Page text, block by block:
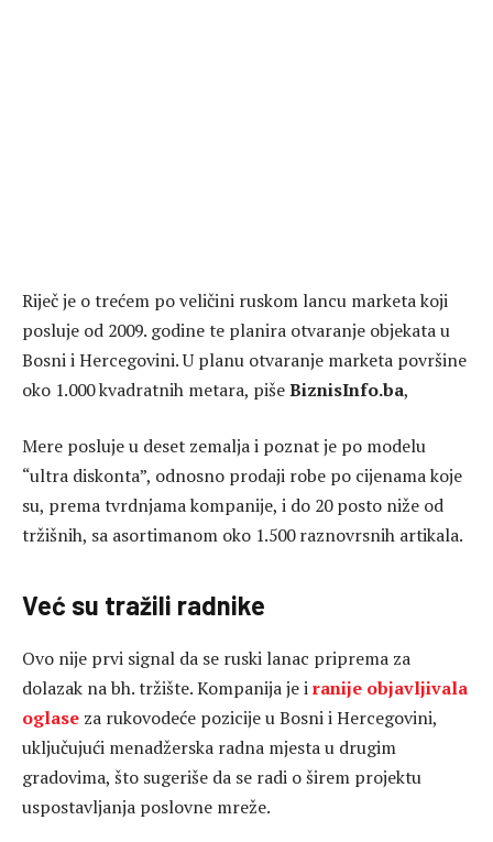
Riječ je o trećem po veličini ruskom lancu marketa koji
posluje od 2009. godine te planira otvaranje objekata u
Bosni i Hercegovini. U planu otvaranje marketa površine
oko 1.000 kvadratnih metara, pišeBiznisInfo.ba,
Mere posluje u deset zemalja i poznat je po modelu
“ultra diskonta”, odnosno prodaji robe po cijenama koje
su, prema tvrdnjama kompanije, i do 20 posto niže od
tržišnih, sa asortimanom oko 1.500 raznovrsnih artikala.
Već su tražili radnike
Ovo nije prvi signal da se ruski lanac priprema za
dolazak na bh. tržište. Kompanija je iranije objavljivala
oglase za rukovodeće pozicije u Bosni i Hercegovini,
uključujući menadžerska radna mjesta u drugim
gradovima, što sugeriše da se radi o širem projektu
uspostavljanja poslovne mreže.